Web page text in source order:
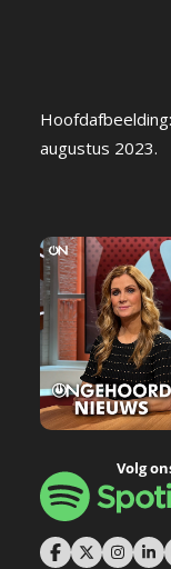
augustus 2023.